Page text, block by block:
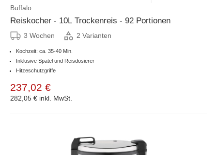
Buffalo
Reiskocher - 10L Trockenreis - 92 Portionen
3 Wochen 2 Varianten
Kochzeit: ca. 35-40 Min.
Inklusive Spatel und Reisdosierer
Hitzeschutzgriffe
237,02 €
282,05 € inkl. MwSt.